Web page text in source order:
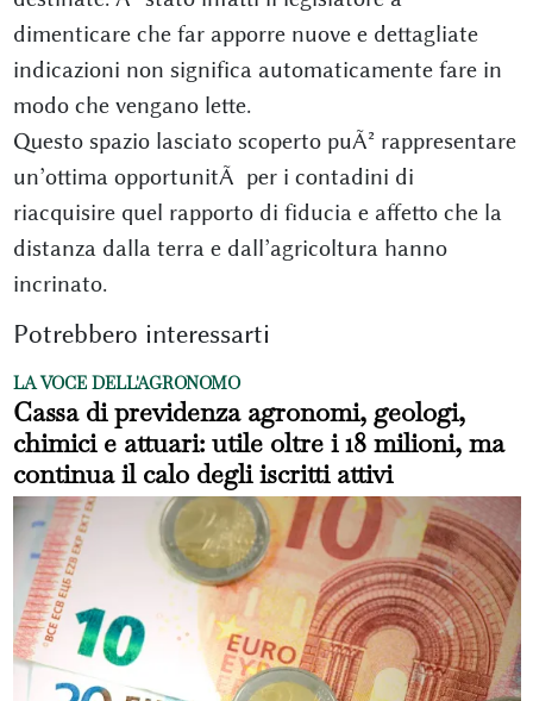
dimenticare che far apporre nuove e dettagliate
indicazioni non significa automaticamente fare in
modo che vengano lette.
Questo spazio lasciato scoperto puÃ² rappresentare
un’ottima opportunitÃ per i contadini di
riacquisire quel rapporto di fiducia e affetto che la
distanza dalla terra e dall’agricoltura hanno
incrinato.
Potrebbero interessarti
LA VOCE DELL'AGRONOMO
Cassa di previdenza agronomi, geologi,
chimici e attuari: utile oltre i 18 milioni, ma
continua il calo degli iscritti attivi